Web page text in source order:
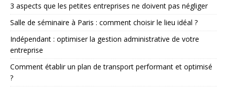
3 aspects que les petites entreprises ne doivent pas négliger
Salle de séminaire à Paris : comment choisir le lieu idéal ?
Indépendant : optimiser la gestion administrative de votre
entreprise
Comment établir un plan de transport performant et optimisé
?